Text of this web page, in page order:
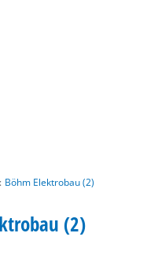
Böhm Elektrobau (2)
(2)